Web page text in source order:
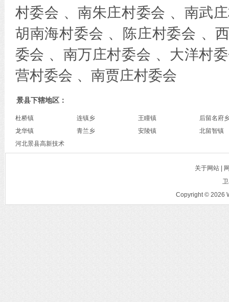
村委会 、南朱庄村委会 、南武
胡南海村委会 、陈庄村委会 、
委会 、南万庄村委会 、大洋村
营村委会 、南贾庄村委会
景县下辖地区：
杜桥镇 连镇乡 王瞳镇
后留名府
龙华镇
青兰乡 安陵镇
北留智镇
河北景县高新技术
关于网站 |
Copyright © 2026